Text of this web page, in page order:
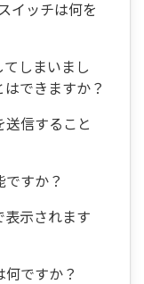
イッチは何を
しまいまし
できますか？
送信すること
ですか？
表示されます
ですか？